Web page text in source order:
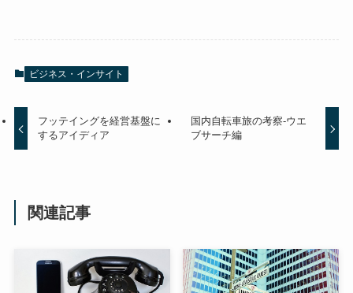
ビジネス・インサイト
フッテイングを経営基盤に
するアイディア
国内自転車旅の考察-ウエ
ブサーチ編
関連記事